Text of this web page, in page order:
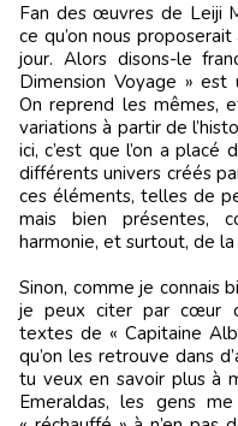
Fan des œuvres de Leiji
ce qu’on nous
jour. Alors disons-le
Dimension Voyage » est
On reprend les mêmes,
variations à partir de
ici, c’est que l’on a placé
différents univers créés
ces éléments, telles de
mais bien présentes,
harmonie, et surtout, de la
Sinon, comme je connais
je peux citer par cœur
textes de « Capitaine
qu’on les retrouve dans
tu veux en savoir plus à
Emeraldas, les gens